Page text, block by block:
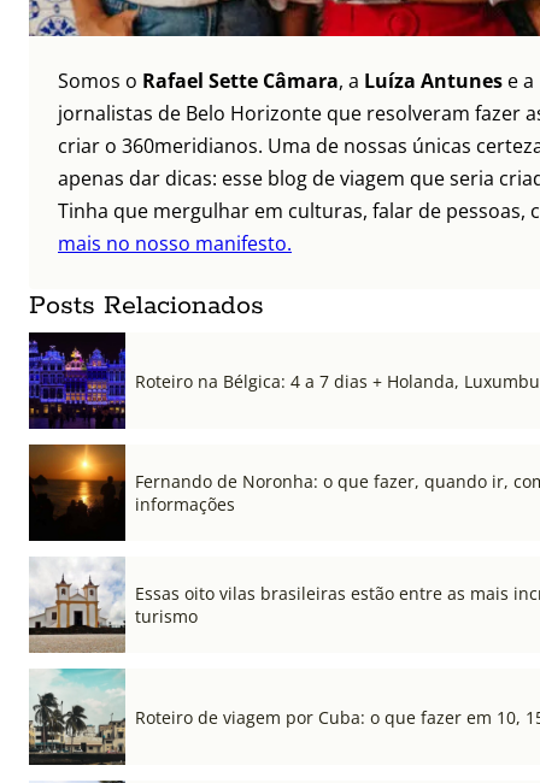
Somos o Rafael Sette Câmara, a Luíza Antunes e a
jornalistas de Belo Horizonte que resolveram fazer
criar o 360meridianos. Uma de nossas únicas
apenas dar dicas: esse blog de viagem que seria
Tinha que mergulhar em culturas, falar de
mais no nosso manifesto.
Posts Relacionados
Roteiro na Bélgica: 4 a 7 dias + Holanda,
Fernando de Noronha: o que fazer, quando ir,
informações
Essas oito vilas brasileiras estão entre as mais
turismo
Roteiro de viagem por Cuba: o que fazer em 10,